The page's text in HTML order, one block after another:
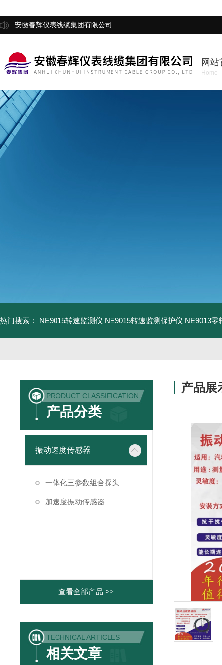
安徽春辉仪表线缆集团有限公司
网站
Home
热门搜索： NE9015转速监测仪 NE9015转速监测保护仪 NE9013零
PRODUCT CLASSIFICATION
产品分类
振动速度传感器
一体化三参数组合探头
加速度振动传感器
查看全部产品 >>
TECHNICAL ARTICLES
相关文章
产品展